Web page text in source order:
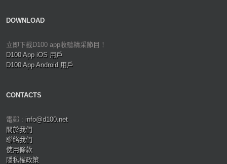
DOWNLOAD
立即下載D100 app收聽精采節目！
D100 App iOS 用戶
D100 App Android 用戶
CONTACTS
電郵 : info@d100.net
關於我們
聯絡我們
使用條款
隱私權政策